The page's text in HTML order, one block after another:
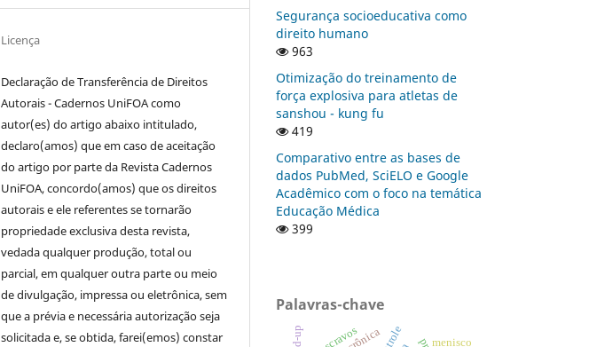
Licença
Declaração de Transferência de Direitos
Autorais - Cadernos UniFOA como
autor(es) do artigo abaixo intitulado,
declaro(amos) que em caso de aceitação
do artigo por parte da Revista Cadernos
UniFOA, concordo(amos) que os direitos
autorais e ele referentes se tornarão
propriedade exclusiva desta revista,
vedada qualquer produção, total ou
parcial, em qualquer outra parte ou meio
de divulgação, impressa ou eletrônica, sem
que a prévia e necessária autorização seja
solicitada e, se obtida, farei(emos) constar
Segurança socioeducativa como
direito humano
963
Otimização do treinamento de
força explosiva para atletas de
sanshou - kung fu
419
Comparativo entre as bases de
dados PubMed, SciELO e Google
Acadêmico com o foco na temática
Educação Médica
399
Palavras-chave
menisco
escravos